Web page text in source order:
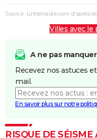
Source : Linternaute.com d'après
Villes avec le
A ne pas manquer
Recevez nos astuces
mail.
En savoir plus sur notre
RISQUE DE